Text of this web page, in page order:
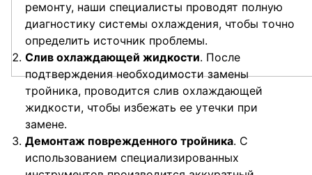
ремонту, наши специалисты проводят полную
диагностику системы охлаждения, чтобы точно
определить источник проблемы.
Слив охлаждающей жидкости. После
подтверждения необходимости замены
тройника, проводится слив охлаждающей
жидкости, чтобы избежать ее утечки при
замене.
Демонтаж поврежденного тройника. С
использованием специализированных